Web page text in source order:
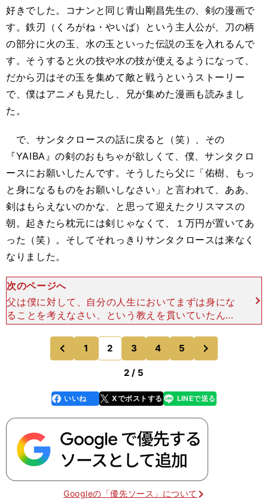
好きでした。コナンと同じ青山剛昌先生の、剣の漫画で
す。鉄刃（くろがね・やいば）という主人公が、刀の柄
の部分に火の玉、水の玉といった伝説の玉を入れるんで
す。そうすると火の技や水の技が使えるようになって、
だから刃はその玉を集めて敵と戦うというストーリー
で、僕はアニメも見たし、兄が集めた漫画も読みまし
た。
で、サンタクロースの話に戻ると（笑）、その
『YAIBA』の剣のおもちゃが欲しくて、僕、サンタクロ
ースにお願いしたんです。そうしたら父に「佑樹、もっ
と身になるものをお願いしなさい」と言われて、ああ、
剣はもらえないのかな、と思って迎えたクリスマスの
朝。起きたら枕元には剣じゃなくて、１万円が置いてあ
った（笑）。そしてそれっきりサンタクロースは来なく
なりました。
次のページへ
父は僕に対して、自分の人生においてまずは身にな
ることを考えなさい、という教えを貫いていたんだ
と思います。思えば高校の時も、甲子園で優勝した
お祝いに腕時計をプレゼントすると言ってくれたこ
とがありました。
前
のページへ
1 2 3 4 5
のページへ
2 / 5
faceboo
k
いいね Xでポストする
line LINEで送る
Googleの「優先ソース」について